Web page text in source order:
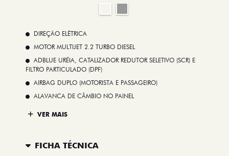
DIREÇÃO ELÉTRICA
MOTOR MULTIJET 2.2 TURBO DIESEL
ADBLUE URÉIA, CATALIZADOR REDUTOR SELETIVO (SCR) E
FILTRO PARTICULADO (DPF)
AIRBAG DUPLO (MOTORISTA E PASSAGEIRO)
ALAVANCA DE CÂMBIO NO PAINEL
VER MAIS
FICHA TÉCNICA